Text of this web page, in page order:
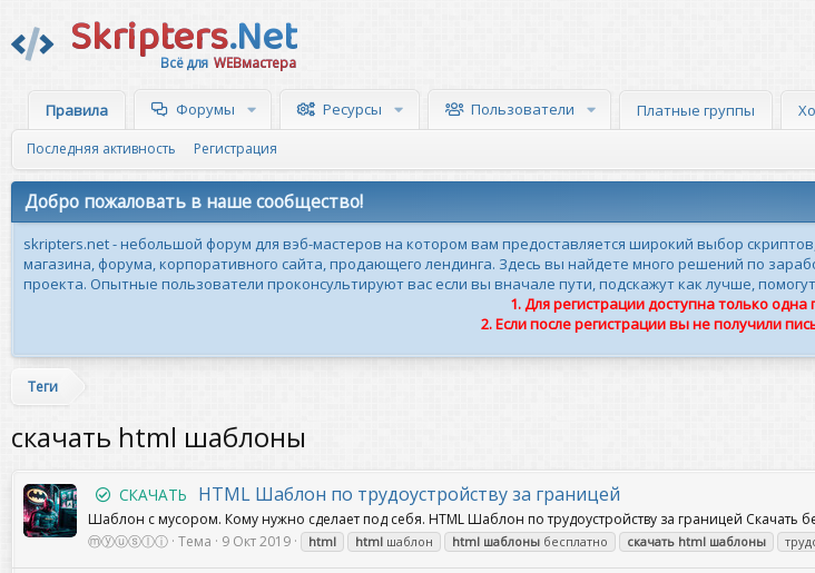
Skripters.Net
Всё для WEBмастера
Правила Форумы Ресурсы Пользователи Платные группы
Последняя активность Регистрация
Добро пожаловать в наше сообщество!
skripters.net - небольшой форум для вэб-мастеров на котором вам предоставляется широкий выбор
магазина, форума, корпоративного сайта, продающего лендинга. Здесь вы найдете много решений по
проекта. Опытные пользователи проконсультируют вас если вы вначале пути, подскажут как лучше,
1. Для регистрации доступна только одна
2. Если после регистрации вы не получили
Теги
скачать html шаблоны
СКАЧАТЬ HTML Шаблон по трудоустройству за границей
Шаблон с мусором. Кому нужно сделает под себя. HTML Шаблон по трудоустройству за границей Скачать
ⓜⓨⓤⓢⓛⓘ Тема 9 Окт 2019 html html шаблон html шаблоны бесплатно скачать html шаблоны